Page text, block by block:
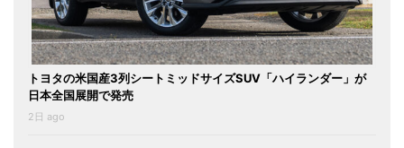
トヨタの米国産3列シートミッドサイズSUV「ハイランダー」が
日本全国展開で発売
2日 ago